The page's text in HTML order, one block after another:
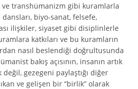
transhümanizm gibi kuramlarla
biyo-sanat, felsefe,
ilişkiler, siyaset gibi disiplinlerle
katkıları ve bu kuramların
nasıl beslendiği doğrultusunda
bakış açısının, insanın artık
gezegeni paylaştığı diğer
ve gelişen bir “birlik” olarak